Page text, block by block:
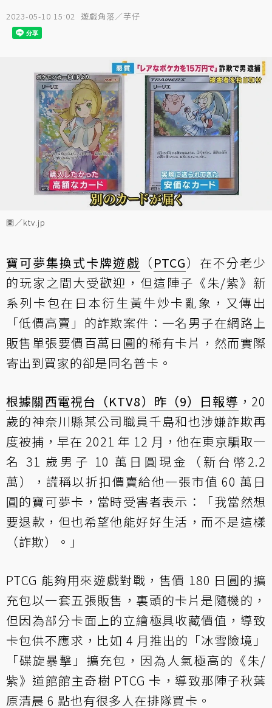
2023-05-10 15:02 遊戲角落／芋仔
圖／ktv.jp
寶可夢集換式卡牌遊戲 （PTCG）在不分老少
的玩家之間大受歡迎，但這陣子《朱/紫》新
系列卡包在日本衍生黃牛炒卡亂象，又傳出
「低價高賣」的詐欺案件：一名男子在網路上
販售單張要價百萬日圓的稀有卡片，然而實際
寄出到買家的卻是同名普卡。
根據關西電視台（KTV8）昨（9）日報導 ，20
歲的神奈川縣某公司職員千島和也涉嫌詐欺再
度被捕，早在 2021 年 12 月，他在東京騙取一
名 31 歲男子 10 萬日圓現金（新台幣2.2
萬），謊稱以折扣價賣給他一張市值 60 萬日
圓的寶可夢卡，當時受害者表示：「我當然想
要退款，但也希望他能好好生活，而不是這樣
（詐欺）。」
PTCG 能夠用來遊戲對戰，售價 180 日圓的擴
充包以一套五張販售，裏頭的卡片是隨機的，
但因為部分卡面上的立繪極具收藏價值，導致
卡包供不應求，比如 4 月推出的「冰雪險境」
「碟旋暴擊」擴充包，因為人氣極高的《朱/
紫》道館館主奇樹 PTCG 卡，導致那陣子秋葉
原清晨 6 點也有很多人在排隊買卡。